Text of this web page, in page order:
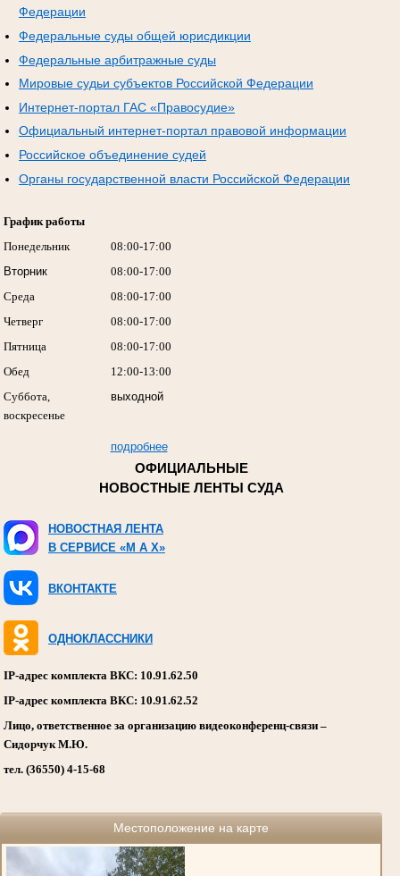
Федерации
Федеральные суды общей юрисдикции
Федеральные арбитражные суды
Мировые судьи субъектов Российской Федерации
Интернет-портал ГАС «Правосудие»
Официальный интернет-портал правовой информации
Российское объединение судей
Органы государственной власти Российской Федерации
График работы
Понедельник
08:00-17:00
Вторник
08:00-17:00
Среда
08:00-17:00
Четверг
08:00-17:00
Пятница
08:00-17:00
Обед
12:00-13:00
Суббота,
воскресенье
выходной
подробнее
ОФИЦИАЛЬНЫЕ
НОВОСТНЫЕ ЛЕНТЫ СУДА
НОВОСТНАЯ ЛЕНТА
В СЕРВИСЕ «M A X»
ВКОНТАКТЕ
ОДНОКЛАССНИКИ
IP-адрес комплекта ВКС: 10.91.62.50
IP-адрес комплекта ВКС: 10.91.62.52
Лицо, ответственное за организацию видеоконференц-связи –
Сидорчук М.Ю.
тел. (36550) 4-15-68
Местоположение на карте